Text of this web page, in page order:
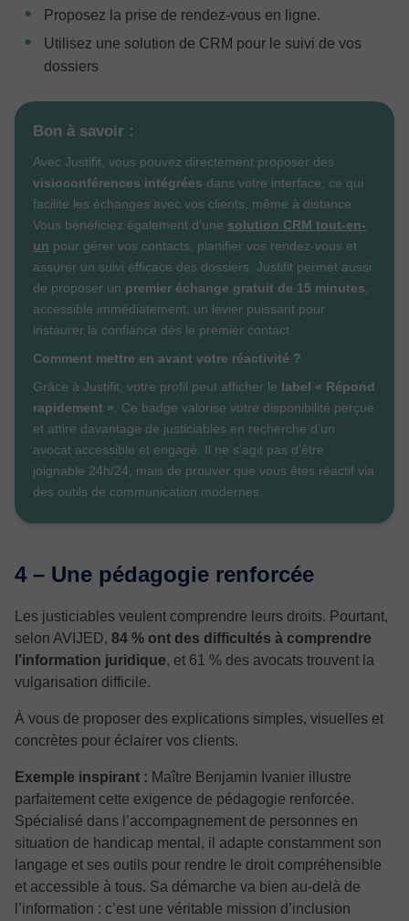
Proposez la prise de rendez-vous en ligne.
Utilisez une solution de CRM pour le suivi de vos
dossiers
Bon à savoir :
Avec Justifit, vous pouvez directement proposer des
visioconférences intégrées dans votre interface, ce qui
facilite les échanges avec vos clients, même à distance.
Vous bénéficiez également d’une solution CRM tout-en-
un pour gérer vos contacts, planifier vos rendez-vous et
assurer un suivi efficace des dossiers. Justifit permet aussi
de proposer un premier échange gratuit de 15 minutes
accessible immédiatement, un levier puissant pour
instaurer la confiance dès le premier contact.
Comment mettre en avant votre réactivité ?
Grâce à Justifit, votre profil peut afficher le label « Répond
rapidement » . Ce badge valorise votre disponibilité perçue
et attire davantage de justiciables en recherche d’un
avocat accessible et engagé. Il ne s’agit pas d’être
joignable 24h/24, mais de prouver que vous êtes réactif via
des outils de communication modernes.
4 – Une pédagogie renforcée
Les justiciables veulent comprendre leurs droits. Pourtant,
selon AVIJED, 84 % ont des difficultés à comprendre
l’information juridique, et 61 % des avocats trouvent la
vulgarisation difficile.
À vous de proposer des explications simples, visuelles et
concrètes pour éclairer vos clients.
Exemple inspirant : Maître Benjamin Ivanier illustre
parfaitement cette exigence de pédagogie renforcée.
Spécialisé dans l’accompagnement de personnes en
situation de handicap mental, il adapte constamment son
langage et ses outils pour rendre le droit compréhensible
et accessible à tous. Sa démarche va bien au-delà de
l’information : c’est une véritable mission d’inclusion